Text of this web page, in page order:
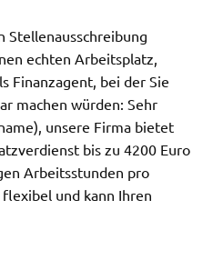
Stellenausschreibung
echten Arbeitsplatz,
Finanzagent, bei der Sie
machen würden: Sehr
unsere Firma bietet
bis zu 4200 Euro
Arbeitsstunden pro
und kann Ihren